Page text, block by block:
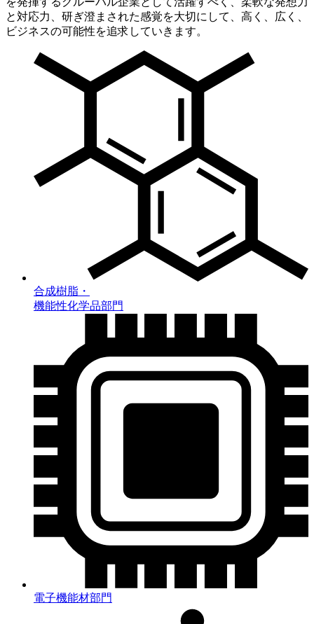
と対応力、研ぎ澄まされた感覚を大切にして、高く、広く、
ビジネスの可能性を追求していきます。
合成樹脂・
機能性化学品部門
電子機能材部門